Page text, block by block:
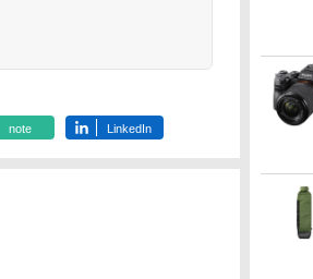
note LinkedIn